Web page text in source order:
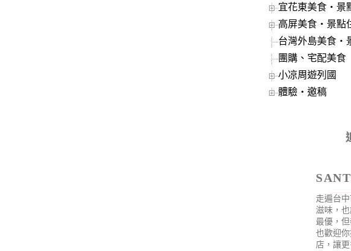
宜花東美食‧景
高屏美食‧景點
台灣外島美食‧
團購、宅配美食
小凉周遊列國
體驗‧邀稿
走遍台
滋味，
最優，
也歡迎
店，讓